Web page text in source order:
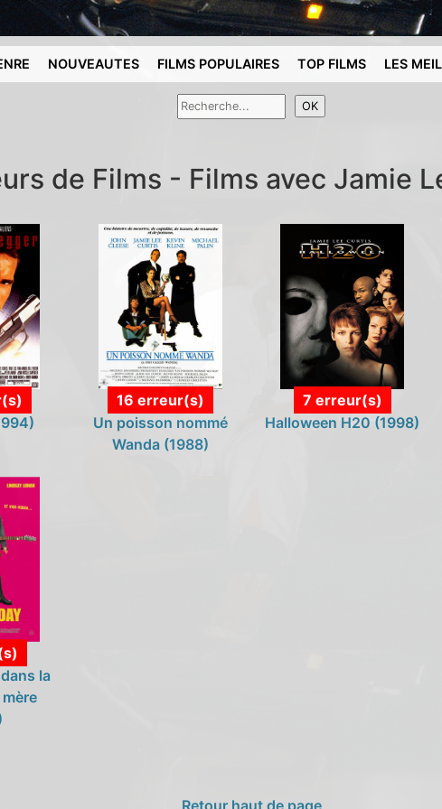
NOUVEAUTES FILMS POPULAIRES TOP FILMS LES
de Films - Films avec Jamie
16 erreur(s)
Un poisson nommé
Wanda (1988)
7 erreur(s)
Halloween H20 (1998)
la
Retour haut de page